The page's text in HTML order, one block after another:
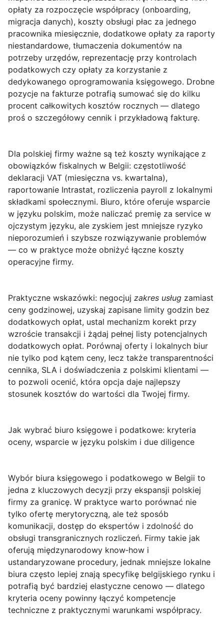
opłaty za rozpoczęcie współpracy (onboarding,
migracja danych), koszty obsługi płac za jednego
pracownika miesięcznie, dodatkowe opłaty za raporty
niestandardowe, tłumaczenia dokumentów na
potrzeby urzędów, reprezentację przy kontrolach
podatkowych czy opłaty za korzystanie z
dedykowanego oprogramowania księgowego. Drobne
pozycje na fakturze potrafią sumować się do kilku
procent całkowitych kosztów rocznych — dlatego
proś o szczegółowy cennik i przykładową fakturę.
Dla polskiej firmy ważne są też koszty wynikające z
obowiązków fiskalnych w Belgii: częstotliwość
deklaracji VAT (miesięczna vs. kwartalna),
raportowanie Intrastat, rozliczenia payroll z lokalnymi
składkami społecznymi. Biuro, które oferuje wsparcie
w języku polskim, może naliczać premię za service w
ojczystym języku, ale zyskiem jest mniejsze ryzyko
nieporozumień i szybsze rozwiązywanie problemów
— co w praktyce może obniżyć łączne koszty
operacyjne firmy.
Praktyczne wskazówki: negocjuj zakres usług zamiast
ceny godzinowej, uzyskaj zapisane limity godzin bez
dodatkowych opłat, ustal mechanizm korekt przy
wzroście transakcji i żądaj pełnej listy potencjalnych
dodatkowych opłat. Porównaj oferty i lokalnych biur
nie tylko pod kątem ceny, lecz także transparentności
cennika, SLA i doświadczenia z polskimi klientami —
to pozwoli ocenić, która opcja daje najlepszy
stosunek kosztów do wartości dla Twojej firmy.
Jak wybrać biuro księgowe i podatkowe: kryteria
oceny, wsparcie w języku polskim i due diligence
Wybór biura księgowego i podatkowego w Belgii to
jedna z kluczowych decyzji przy ekspansji polskiej
firmy za granicę. W praktyce warto porównać nie
tylko ofertę merytoryczną, ale też sposób
komunikacji, dostęp do ekspertów i zdolność do
obsługi transgranicznych rozliczeń. Firmy takie jak
oferują międzynarodowy know‑how i
ustandaryzowane procedury, jednak mniejsze lokalne
biura często lepiej znają specyfikę belgijskiego rynku i
potrafią być bardziej elastyczne cenowo — dlatego
kryteria oceny powinny łączyć kompetencje
techniczne z praktycznymi warunkami współpracy.